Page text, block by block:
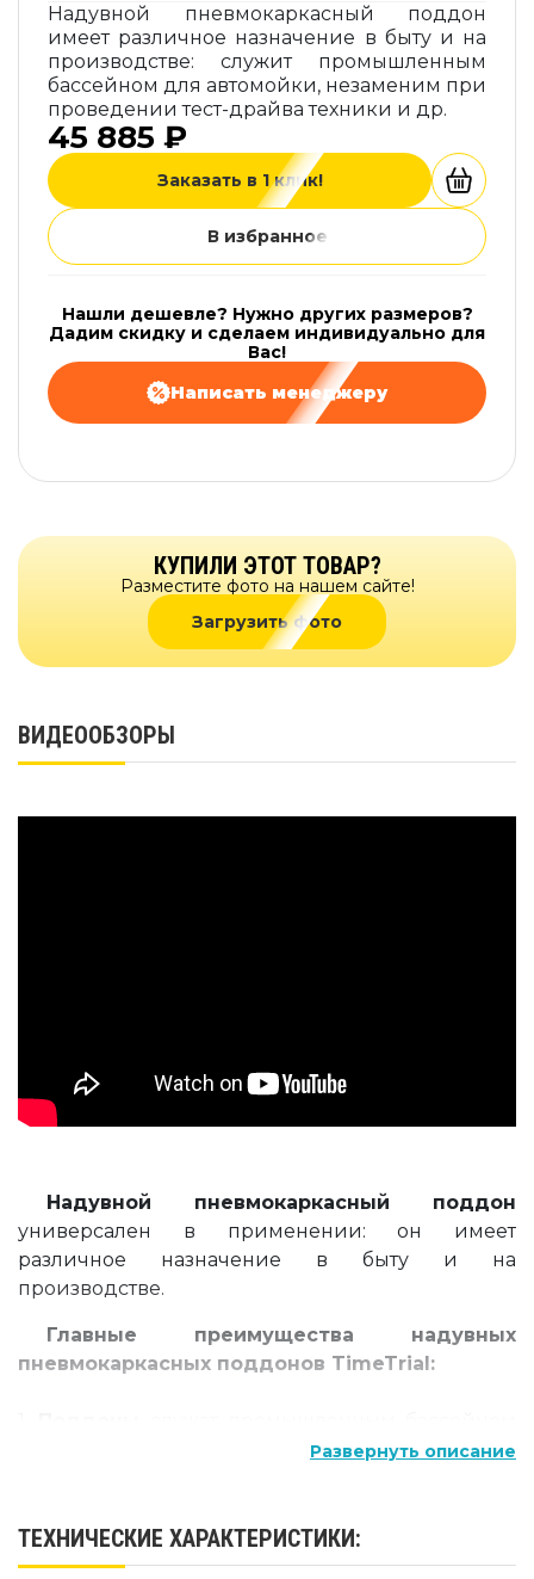
Надувной пневмокаркасный поддон
имеет различное назначение в быту и на
производстве: служит промышленным
бассейном для автомойки, незаменим при
проведении тест-драйва техники и др.
45 885 ₽
Заказать в 1 клик!
В избранное
Нашли дешевле? Нужно других размеров?
Дадим скидку и сделаем индивидуально для
Вас!
Написать менеджеру
КУПИЛИ ЭТОТ ТОВАР?
Разместите фото на нашем сайте!
Загрузить фото
ВИДЕООБЗОРЫ
Надувной пневмокаркасный поддон
универсален в применении: он имеет
различное назначение в быту и на
производстве.
Главные преимущества надувных
пневмокаркасных поддонов TimeTrial:
3.Поддоны с надувным каркасом
имеют надувные борта – что позволяет не
Развернуть описание
ТЕХНИЧЕСКИЕ ХАРАКТЕРИСТИКИ: